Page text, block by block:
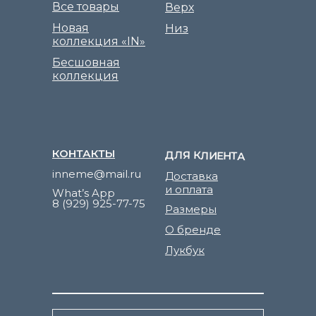
Все товары
Доставка
и оплата
ДЛЯ КЛИЕНТА
Лукбук
Размеры
О бренде
КОНТАКТЫ
inneme@mail.ru
What’s App
8 (929) 925-77-75
Бесшовная
коллекция
Верх
Низ
Новая
коллекция «IN»